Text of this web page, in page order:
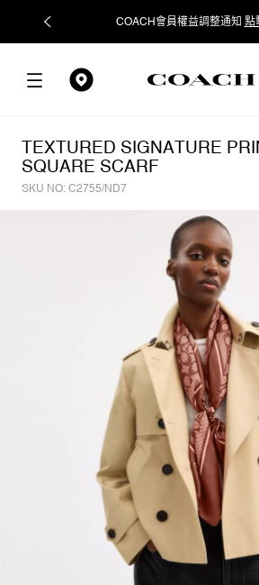
COACH會員權益調整通知 點
TEXTURED SIGNATURE
SQUARE SCARF
SKU NO: C2755/ND7